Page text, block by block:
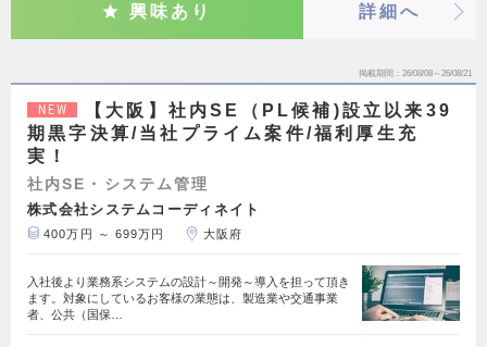
興味あり 詳細へ
掲載期間 26/08/08～26/08/21
NEW
【大阪】社内SE（PL候補)設立以来39
期黒字決算/当社プライム案件/福利厚生充
実！
社内SE・システム管理
株式会社システムコーディネイト
400万円 ～ 699万円 大阪府
入社後より業務系システムの設計～開発～導入を担って頂き
ます。対象にしているお客様の業態は、製造業や交通事業
者、公共（国保…